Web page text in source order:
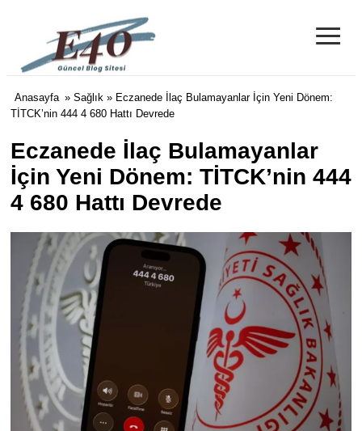
e40 Blog
≡
Anasayfa » Sağlık » Eczanede İlaç Bulamayanlar İçin Yeni Dönem:
TİTCK’nin 444 4 680 Hattı Devrede
Eczanede İlaç Bulamayanlar
İçin Yeni Dönem: TİTCK’nin 444
4 680 Hattı Devrede